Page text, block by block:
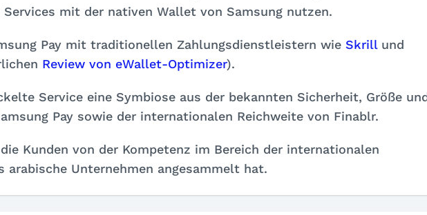
mit der nativen Wallet von Samsung nutzen.
Pay mit traditionellen Zahlungsdienstleistern wie Skrill und
Review von eWallet-Optimizer).
Service eine Symbiose aus der bekannten Sicherheit, Größe
Pay sowie der internationalen Reichweite von Finablr.
Kunden von der Kompetenz im Bereich der internationalen
arabische Unternehmen angesammelt hat.